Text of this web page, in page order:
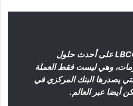
تعتمد عملة LBCOIN على أحدث حلول
وهي ليست فقط العملة
يصدرها البنك المركزي في
أيضا عبر العالم.